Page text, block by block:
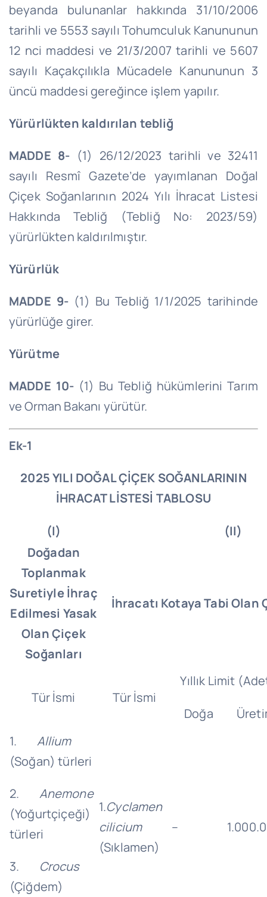
beyanda bulunanlar hakkında 31/10/2006
tarihli ve 5553 sayılı Tohumculuk Kanununun
12 nci maddesi ve 21/3/2007 tarihli ve 5607
sayılı Kaçakçılıkla Mücadele Kanununun 3
üncü maddesi gereğince işlem yapılır.
Yürürlükten kaldırılan tebliğ
MADDE 8- (1) 26/12/2023 tarihli ve 32411
sayılı Resmî Gazete’de yayımlanan Doğal
Çiçek Soğanlarının 2024 Yılı İhracat Listesi
Hakkında Tebliğ (Tebliğ No: 2023/59)
yürürlükten kaldırılmıştır.
Yürürlük
MADDE 9- (1) Bu Tebliğ 1/1/2025 tarihinde
yürürlüğe girer.
Yürütme
MADDE 10- (1) Bu Tebliğ hükümlerini Tarım
ve Orman Bakanı yürütür.
Ek-1
2025 YILI DOĞAL ÇİÇEK SOĞANLARININ
İHRACAT LİSTESİ TABLOSU
(I)
(II)
Doğadan
Toplanmak
Suretiyle İhraç
Edilmesi Yasak
Olan Çiçek
Soğanları
İhracatı Kotaya Tabi Olan
Tür İsmi Tür İsmi
Yıllık Limit
Doğa
1. Allium
(Soğan) türleri
2. Anemone
(Yoğurtçiçeği)
türleri
3. Crocus
(Çiğdem)
1.Cyclamen
cilicium
(Sıklamen)
–